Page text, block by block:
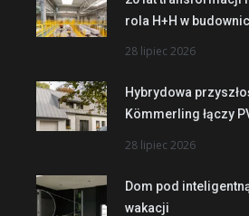
rola H+H w
28 lipiec 2026
Hybrydowa
Kömmerling łączy
28 lipiec 2026
Dom pod
wakacji